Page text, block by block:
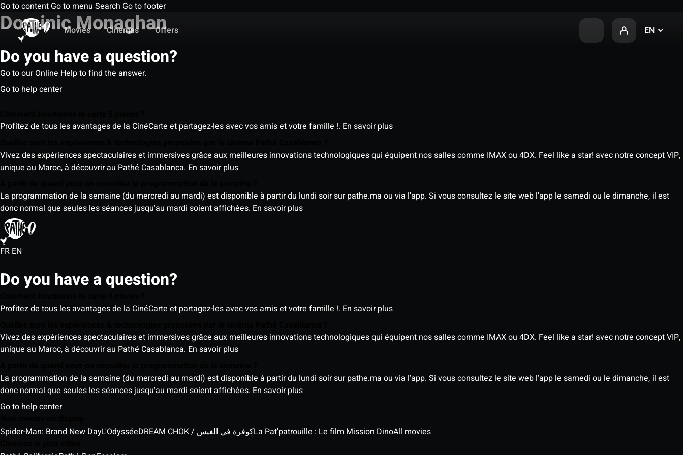
Go to content Go to menu Search Go to footer
Movies
Cinemas Offers EN
Dominic Monaghan
Do you have a question?
Go to our Online Help to find the answer.
Go to help center
Profitez de tous les avantages de la CinéCarte et partagez-les avec vos amis et votre famille !. En savoir plus
Vivez des expériences spectaculaires et immersives grâce aux meilleures innovations technologiques qui équipent nos salles comme IMAX ou 4DX. Feel like a star! avec notre concept VIP,
unique au Maroc, à découvrir au Pathé Casablanca. En savoir plus
La programmation de la semaine (du mercredi au mardi) est disponible à partir du lundi soir sur pathe.ma ou via l'app. Si vous consultez le site web l'app le samedi ou le dimanche, il est
donc normal que seules les séances jusqu'au mardi soient affichées. En savoir plus
FR EN
Do you have a question?
Profitez de tous les avantages de la CinéCarte et partagez-les avec vos amis et votre famille !. En savoir plus
Vivez des expériences spectaculaires et immersives grâce aux meilleures innovations technologiques qui équipent nos salles comme IMAX ou 4DX. Feel like a star! avec notre concept VIP,
unique au Maroc, à découvrir au Pathé Casablanca. En savoir plus
La programmation de la semaine (du mercredi au mardi) est disponible à partir du lundi soir sur pathe.ma ou via l'app. Si vous consultez le site web l'app le samedi ou le dimanche, il est
donc normal que seules les séances jusqu'au mardi soient affichées. En savoir plus
Go to help center
Spider-Man: Brand New DayL'Odyssée DREAM CHOK / كوفرة في الغيسLa Pat'patrouille : Le film Mission DinoAll movies